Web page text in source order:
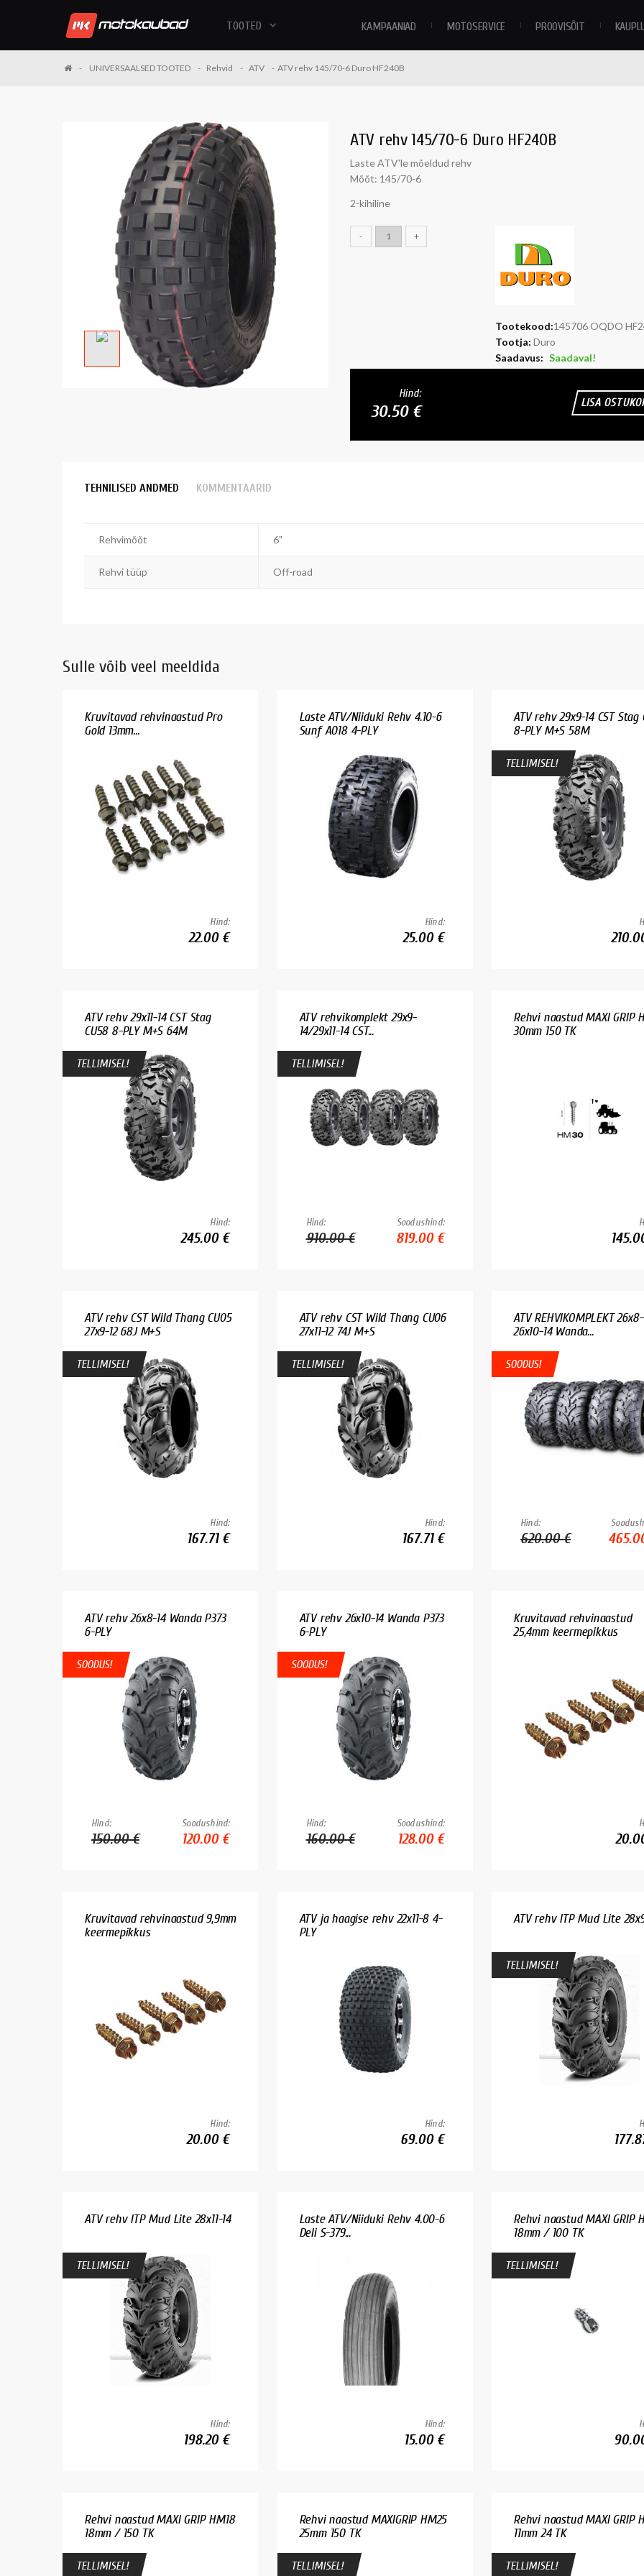
KAMPAANIAD MOTOSERVICE PROOVISÕIT
TOOTED
UNIVERSAALSED TOOTED Rehvid ATV ATV rehv 145/70-6 Duro HF240B
ATV rehv 145/70-6 Duro HF240B
Laste ATV'le mõeldud rehv
Mõõt: 145/70-6
2-kihiline
Tootekood:145706 OQDO
Tootja: Duro
Saadavus: Saadaval!
- +
Hind:
30.50 € LISA
TEHNILISED ANDMED KOMMENTAARID
Rehvimõõt 6"
Rehvi tüüp Off-road
Sulle võib veel meeldida
Kruvitavad rehvinaastud Pro
Gold 13mm...
Hind:
22.00 €
Laste ATV/Niiduki Rehv 4.10-6
Sunf A018 4-PLY
Hind:
25.00 €
ATV rehv 29x9-14 CST Stag
8-PLY M+S 58M
TELLIMISEL!
ATV rehv 29x11-14 CST Stag
CU58 8-PLY M+S 64M
TELLIMISEL!
Hind:
245.00 €
ATV rehvikomplekt 29x9-
14/29x11-14 CST...
TELLIMISEL!
Hind:
910.00 €
Soodushind:
819.00 €
Rehvi naastud MAXI GRIP
30mm 150 TK
ATV rehv CST Wild Thang CU05
27x9-12 68J M+S
TELLIMISEL!
Hind:
167.71 €
ATV rehv CST Wild Thang CU06
27x11-12 74J M+S
TELLIMISEL!
Hind:
167.71 €
ATV REHVIKOMPLEKT
26x10-14 Wanda...
SOODUS!
Hind:
620.00 €
ATV rehv 26x8-14 Wanda P373
6-PLY
SOODUS!
Hind:
150.00 €
Soodushind:
120.00 €
ATV rehv 26x10-14 Wanda P373
6-PLY
SOODUS!
Hind:
160.00 €
Soodushind:
128.00 €
Kruvitavad rehvinaastud
25,4mm keermepikkus
Kruvitavad rehvinaastud 9,9mm
keermepikkus
Hind:
20.00 €
ATV ja haagise rehv 22x11-8 4-
PLY
Hind:
69.00 €
ATV rehv ITP Mud Lite
TELLIMISEL!
ATV rehv ITP Mud Lite 28x11-14
TELLIMISEL!
Hind:
198.20 €
Laste ATV/Niiduki Rehv 4.00-6
Deli S-379...
Hind:
15.00 €
Rehvi naastud MAXI GRIP
18mm / 100 TK
TELLIMISEL!
Rehvi naastud MAXI GRIP HM18
18mm / 150 TK
TELLIMISEL!
Rehvi naastud MAXIGRIP HM25
25mm 150 TK
TELLIMISEL!
Rehvi naastud MAXI GRIP
11mm 24 TK
TELLIMISEL!